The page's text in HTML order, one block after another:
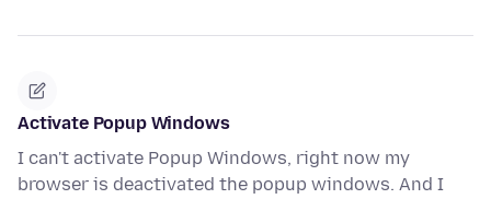
Activate Popup Windows
I can't activate Popup Windows, right now my
browser is deactivated the popup windows. And I